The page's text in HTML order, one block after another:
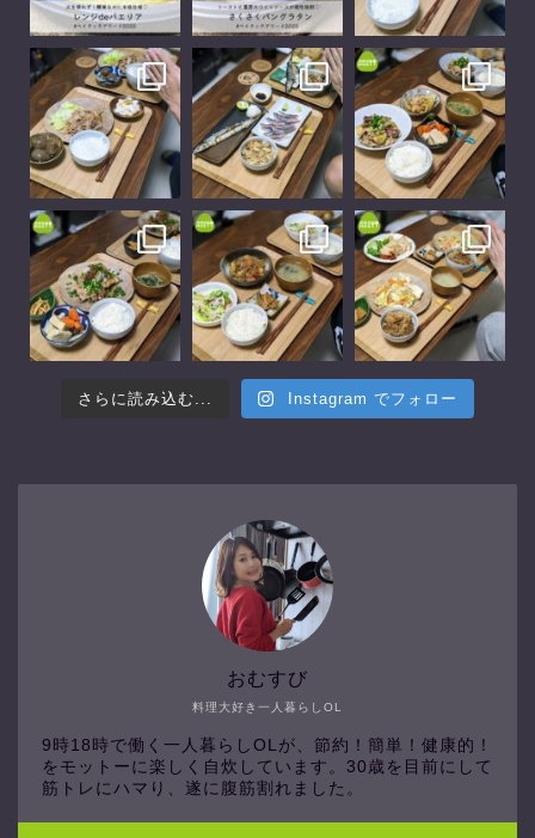
さらに読み込む... Instagram でフォロー
料理大好き一人暮らしOL
おむすび
9時18時で働く一人暮らしOLが、節約！簡単！健康的！
をモットーに楽しく自炊しています。30歳を目前にして
筋トレにハマり、遂に腹筋割れました。